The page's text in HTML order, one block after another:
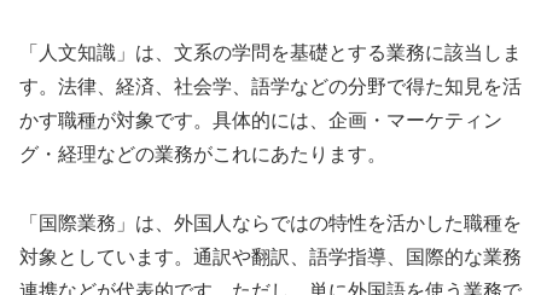
「人文知識」は、文系の学問を基礎とする業務に該当しま
す。法律、経済、社会学、語学などの分野で得た知見を活
かす職種が対象です。具体的には、企画・マーケティン
グ・経理などの業務がこれにあたります。
「国際業務」は、外国人ならではの特性を活かした職種を
対象としています。通訳や翻訳、語学指導、国際的な業務